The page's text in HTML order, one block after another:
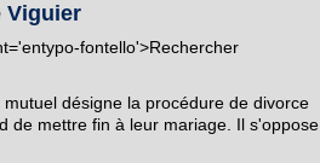
Viguier
fontello'>Rechercher
désigne la procédure de divorce
de mettre fin à leur mariage. Il s'oppose